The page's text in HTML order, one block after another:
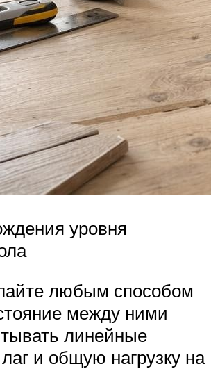
уровня
любым способом
между ними
линейные
и общую нагрузку на